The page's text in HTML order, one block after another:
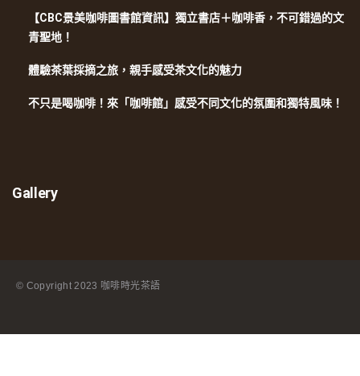
【CBC景美咖啡圖書館資訊】獨立書店＋咖啡香，不可錯過的文
青聖地！
體驗茶葉採摘之旅，親手感受茶文化的魅力
不只是喝咖啡！來「咖啡館」感受不同文化的氛圍和獨特風味！
Gallery
© Copyright2023 咖啡時光茶語